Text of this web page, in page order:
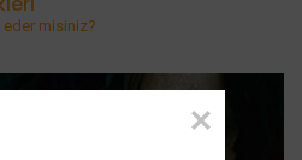
misiniz?